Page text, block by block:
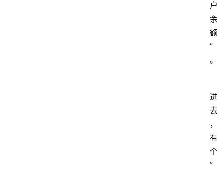
户
余
额
”
。
进
去
，
有
个
”